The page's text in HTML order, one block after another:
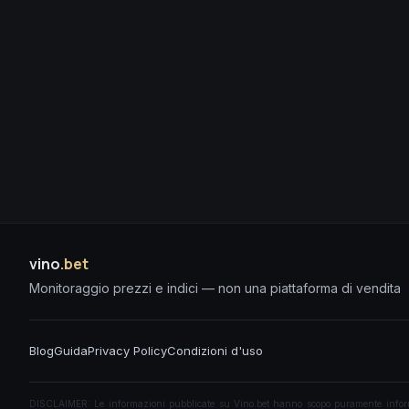
vino.bet
Monitoraggio prezzi e indici — non una piattaforma di vendita
BlogGuidaPrivacy PolicyCondizioni d'uso
DISCLAIMER: Le informazioni pubblicate su Vino.bet hanno scopo puramente